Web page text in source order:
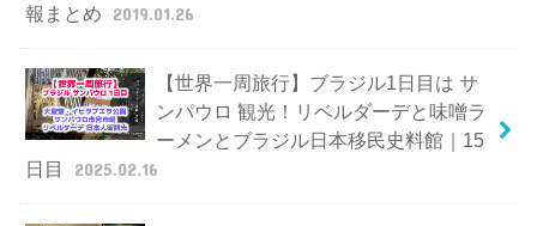
報まとめ
2019.01.26
【世界一周旅行】ブラジル1日目は サ
ンパウロ 観光！リベルダーデと味噌ラ
ーメンとブラジル日本移民史料館｜15
日目
2025.02.16